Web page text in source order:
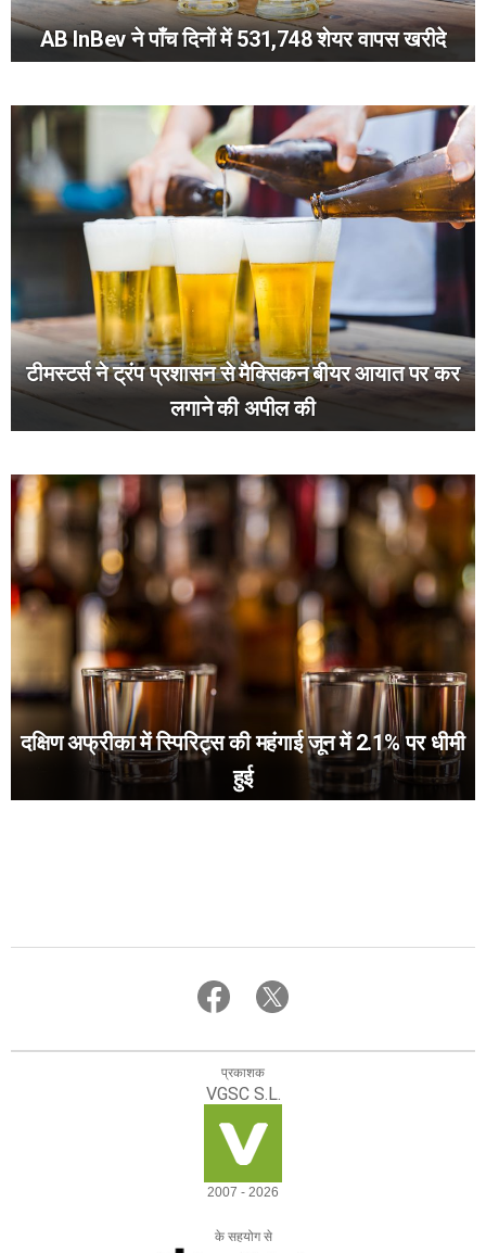
AB InBev ने पाँच दिनों में 531,748 शेयर वापस खरीदे
टीमस्टर्स ने ट्रंप प्रशासन से मैक्सिकन बीयर आयात पर कर
लगाने की अपील की
दक्षिण अफ्रीका में स्पिरिट्स की महंगाई जून में 2.1% पर धीमी
हुई
प्रकाशक
VGSC S.L.
2007 - 2026
के सहयोग से